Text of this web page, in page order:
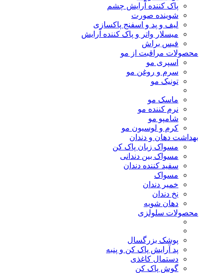
پاک کننده آرایش چشم
شوینده صورت
لیف و پد و اسفنج پاکسازی
میسلار واتر و پاک کننده آرایش
فیس براش
محصولات مراقبت از مو
اسپری مو
سرم و روغن مو
تونیک مو
ماسک مو
نرم کننده مو
شامپو مو
کرم و لوسیون مو
بهداشت دهان و دندان
مسواک زبان پاک کن
مسواک بین دندانی
سفید کننده دندان
مسواک
خمیر دندان
نخ دندان
دهان شویه
محصولات سلولزی
پوشک بزرگسال
پد آرایش پاک کن و پنبه
دستمال کاغذی
گوش پاک کن